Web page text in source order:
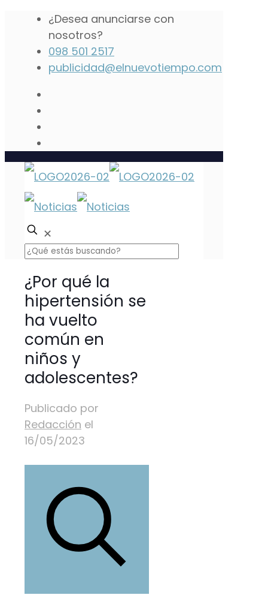
¿Desea anunciarse con
nosotros?
098 501 2517
publicidad@elnuevotiempo.com
✕
¿Por qué la
hipertensión se
ha vuelto
común en
niños y
adolescentes?
Publicado por
Redacción el
16/05/2023